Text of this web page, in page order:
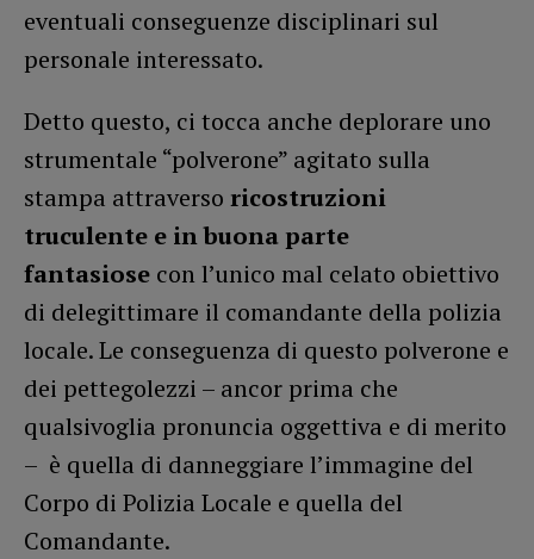
eventuali conseguenze disciplinari sul
personale interessato.
Detto questo, ci tocca anche deplorare uno
strumentale “polverone” agitato sulla
stampa attraverso ricostruzioni
truculente e in buona parte
fantasiose con l’unico mal celato obiettivo
di delegittimare il comandante della polizia
locale. Le conseguenza di questo polverone e
dei pettegolezzi – ancor prima che
qualsivoglia pronuncia oggettiva e di merito
– è quella di danneggiare l’immagine del
Corpo di Polizia Locale e quella del
Comandante.